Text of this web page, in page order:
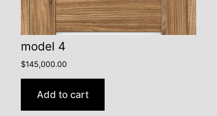
model 4
$145,000.00
Add to cart